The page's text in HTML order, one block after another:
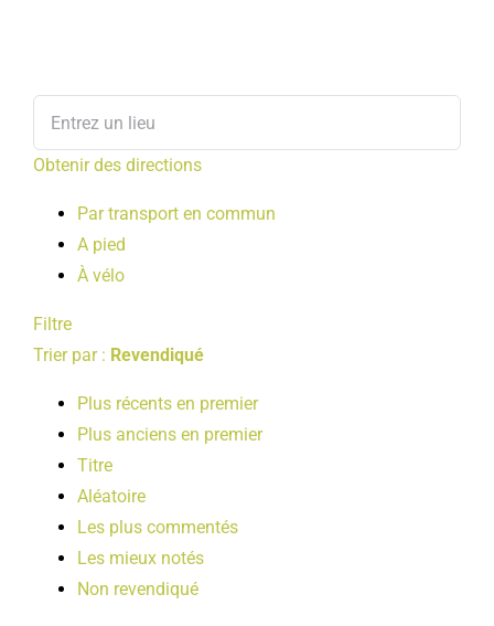
Obtenir des directions
Par transport en commun
A pied
À vélo
Filtre
Trier par : Revendiqué
Plus récents en premier
Plus anciens en premier
Titre
Aléatoire
Les plus commentés
Les mieux notés
Non revendiqué